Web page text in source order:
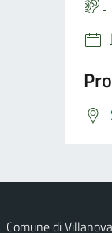
Comune di